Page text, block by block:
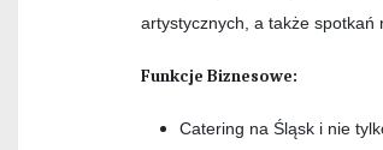
artystycznych, a także spotkań
Funkcje Biznesowe:
Catering na Śląsk i nie